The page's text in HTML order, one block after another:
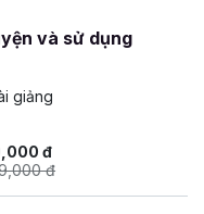
gian làm việc, để
học làm video bằng
bằng AI được cập
bảo học viên luôn
tin mới nhất, xu
nhất của ngành AI.
và sử dụng
giảng
đ
đ